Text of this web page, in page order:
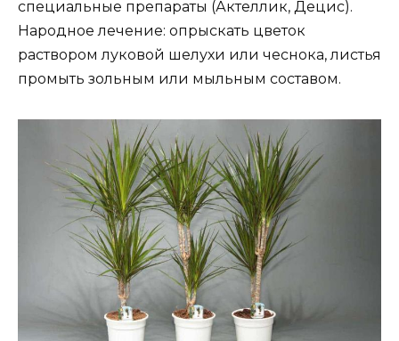
специальные препараты (Актеллик, Децис).
Народное лечение: опрыскать цветок
раствором луковой шелухи или чеснока, листья
промыть зольным или мыльным составом.